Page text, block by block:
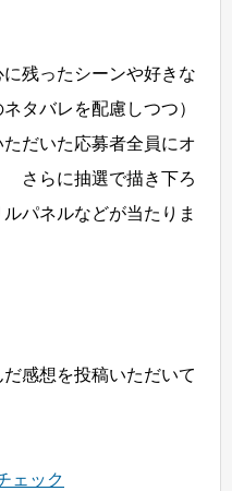
に残ったシーンや好きな
タバレを配慮しつつ）
だいた応募者全員にオ
さらに抽選で描き下ろ
パネルなどが当たりま
感想を投稿いただいて
ェック